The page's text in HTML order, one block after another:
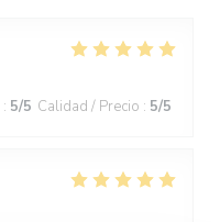
: 5/5 Calidad / Precio : 5/5